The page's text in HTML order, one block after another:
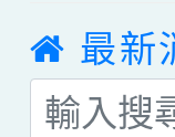
最新